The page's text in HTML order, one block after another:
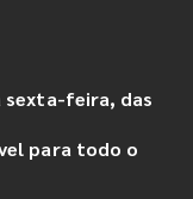
sexta-feira, das
para todo o